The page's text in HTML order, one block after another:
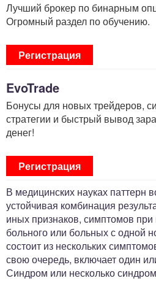
Лучший брокер по бинарным
Огромный раздел по обучению.
Регистрация
EvoTrade
Бонусы для новых трейдеров,
стратегии и быстрый вывод
денег!
Регистрация
В медицинских науках паттерн
устойчивая комбинация
иных признаков, симптомов
больного или больных с одной
состоит из нескольких
свою очередь, включает один
Синдром или несколько